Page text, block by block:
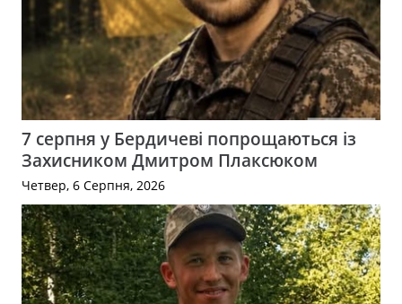
7 серпня у Бердичеві попрощаються із
Захисником Дмитром Плаксюком
Четвер, 6 Серпня, 2026